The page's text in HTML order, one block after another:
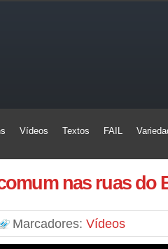
Vídeos
Vídeos
Textos
Textos
FAIL
FAIL
nas ruas do
Marcadores: Vídeos